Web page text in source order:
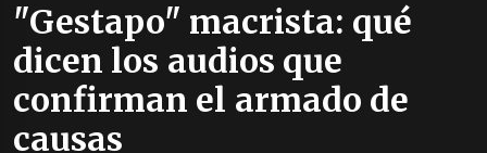
"Gestapo" macrista: qué
dicen los audios que
confirman el armado de
causas